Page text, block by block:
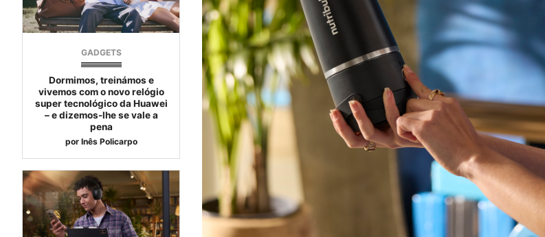
GADGETS
Dormimos, treinámos e
vivemos com o novo relógio
super tecnológico da Huawei
– e dizemos-lhe se vale a
pena
por Inês Policarpo